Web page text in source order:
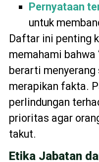
Pernyataan
untuk
Daftar ini penting
memahami bahwa
berarti menyerang
merapikan fakta.
perlindungan
prioritas agar
takut.
Etika Jabatan